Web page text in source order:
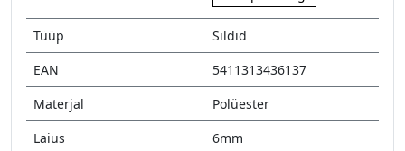
Tüüp
Sildid
EAN
5411313436137
Materjal
Polüester
Laius
6mm